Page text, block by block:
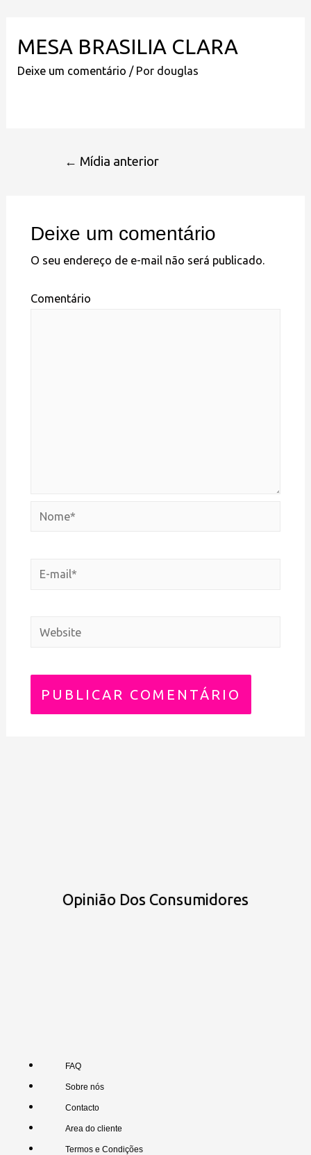
MESA BRASILIA CLARA
Deixe um comentário / Por douglas
← Mídia anterior
Deixe um comentário
O seu endereço de e-mail não será publicado.
Comentário
Opinião Dos Consumidores
FAQ
Sobre nós
Contacto
Area do cliente
Termos e Condições